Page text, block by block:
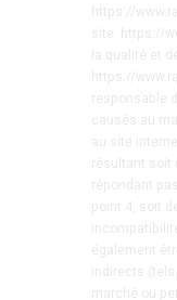
https://
site. https://
la qualité et
https://
responsable
causés au
au site
résultant soit
répondant
point 4, soit
également
indirects (tels
marché ou